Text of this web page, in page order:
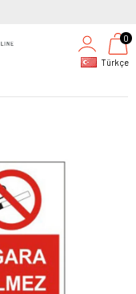
Türkçe
0